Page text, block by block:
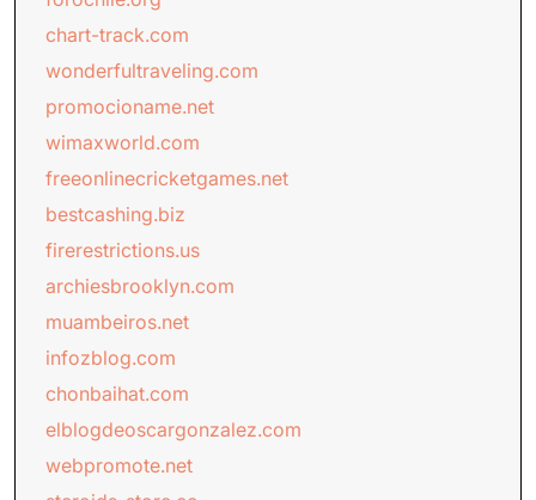
chart-track.com
wonderfultraveling.com
promocioname.net
wimaxworld.com
freeonlinecricketgames.net
bestcashing.biz
firerestrictions.us
archiesbrooklyn.com
muambeiros.net
infozblog.com
chonbaihat.com
elblogdeoscargonzalez.com
webpromote.net